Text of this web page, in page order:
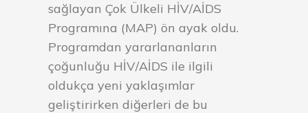
sağlayan Çok Ülkeli HİV/AİDS
Programına (MAP) ön ayak oldu.
Programdan yararlananların
çoğunluğu HİV/AİDS ile ilgili
oldukça yeni yaklaşımlar
geliştirirken diğerleri de bu